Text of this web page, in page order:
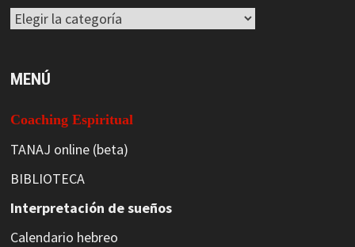
Categorías
MENÚ
Coaching Espiritual
TANAJ online (beta)
BIBLIOTECA
Interpretación de sueños
Calendario hebreo